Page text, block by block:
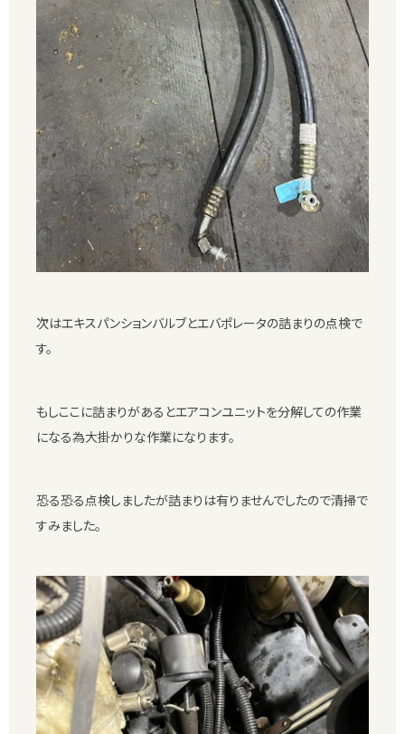
次はエキスパンションバルブとエバポレータの詰まりの点検で
す。
もしここに詰まりがあるとエアコンユニットを分解しての作業
になる為大掛かりな作業になります。
恐る恐る点検しましたが詰まりは有りませんでしたので清掃で
すみました。